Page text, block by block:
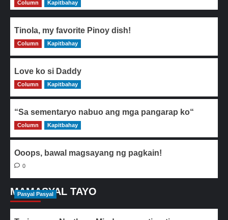
Column
Kapitbahay
Tinola, my favorite Pinoy dish!
0
Column Kapitbahay
Love ko si Daddy
0
Column Kapitbahay
“Sa sementaryo nabuo ang mga pangarap ko“
0
Column Kapitbahay
Ooops, bawal magsayang ng pagkain!
0
MAMASYAL TAYO
Pasyal Pasyal